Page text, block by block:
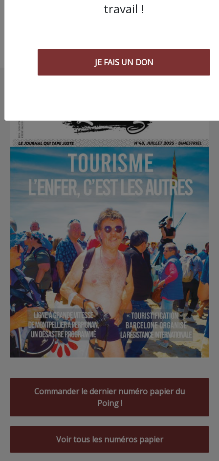
Commander le dernier numéro papier du
Poing !
Voir tous les numéros papier
travail !
JE FAIS UN DON